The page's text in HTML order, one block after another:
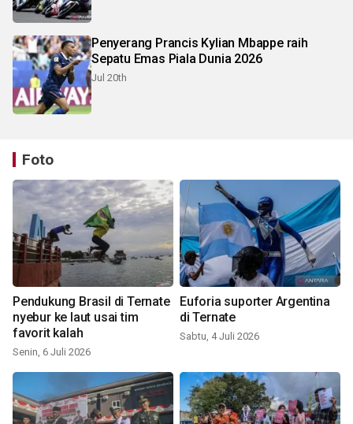
Penyerang Prancis Kylian Mbappe raih
Sepatu Emas Piala Dunia 2026
Jul 20th
Foto
Pendukung Brasil di Ternate
nyebur ke laut usai tim
favorit kalah
Senin, 6 Juli 2026
Euforia suporter Argentina
di Ternate
Sabtu, 4 Juli 2026